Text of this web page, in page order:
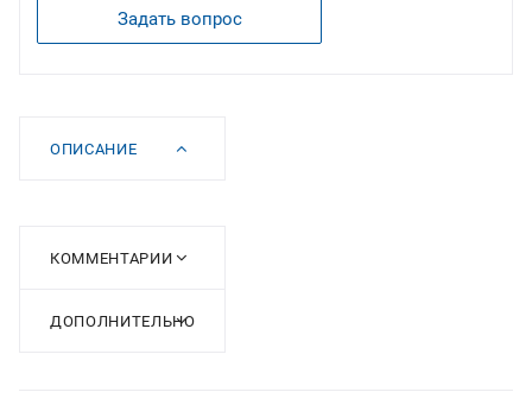
Задать вопрос
ОПИСАНИЕ
КОММЕНТАРИИ
ДОПОЛНИТЕЛЬНО